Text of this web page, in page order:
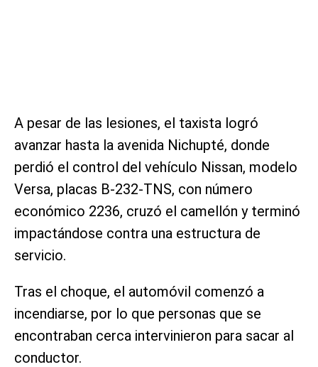
A pesar de las lesiones, el taxista logró
avanzar hasta la avenida Nichupté, donde
perdió el control del vehículo Nissan, modelo
Versa, placas B-232-TNS, con número
económico 2236, cruzó el camellón y terminó
impactándose contra una estructura de
servicio.
Tras el choque, el automóvil comenzó a
incendiarse, por lo que personas que se
encontraban cerca intervinieron para sacar al
conductor.